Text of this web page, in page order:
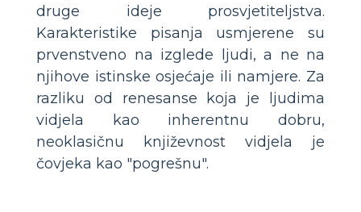
druge ideje prosvjetiteljstva.
Karakteristike pisanja usmjerene su
prvenstveno na izglede ljudi, a ne na
njihove istinske osjećaje ili namjere. Za
razliku od renesanse koja je ljudima
vidjela kao inherentnu dobru,
neoklasičnu književnost vidjela je
čovjeka kao "pogrešnu".